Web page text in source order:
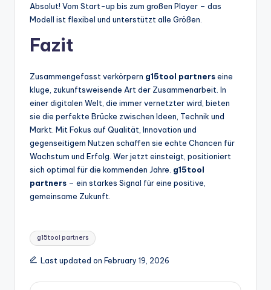
Absolut! Vom Start-up bis zum großen Player – das
Modell ist flexibel und unterstützt alle Größen.
Fazit
Zusammengefasst verkörpern g15tool partnerseine
kluge, zukunftsweisende Art der Zusammenarbeit. In
einer digitalen Welt, die immer vernetzter wird, bieten
sie die perfekte Brücke zwischen Ideen, Technik und
Markt. Mit Fokus auf Qualität, Innovation und
gegenseitigem Nutzen schaffen sie echte Chancen für
Wachstum und Erfolg. Wer jetzt einsteigt, positioniert
sich optimal für die kommenden Jahre. g15tool
partners – ein starkes Signal für eine positive,
gemeinsame Zukunft.
Tags:
g15tool partners
Last updated on February 19, 2026